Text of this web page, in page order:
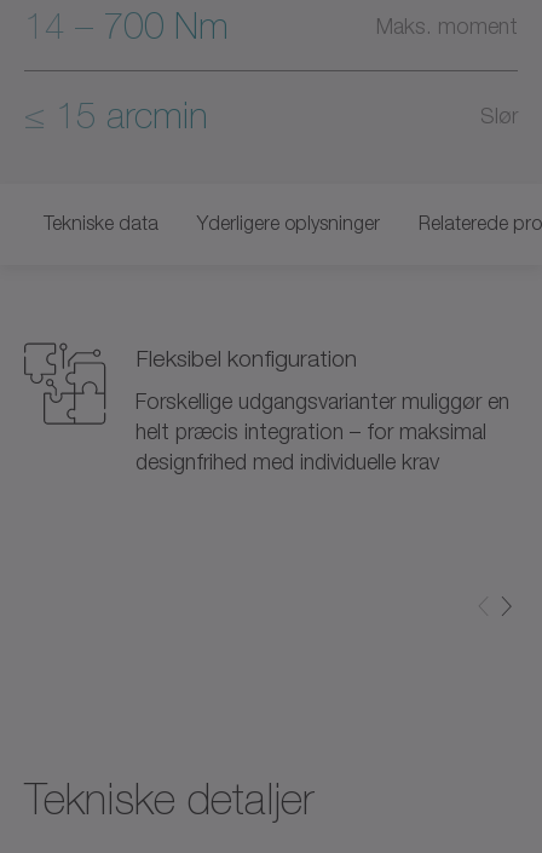
14 – 700 Nm Maks. moment
≤ 15 arcmin Slør
Tekniske data Yderligere oplysninger Relaterede
Fleksibel konfiguration
Forskellige udgangsvarianter muliggør en
helt præcis integration – for maksimal
designfrihed med individuelle krav
Tekniske detaljer